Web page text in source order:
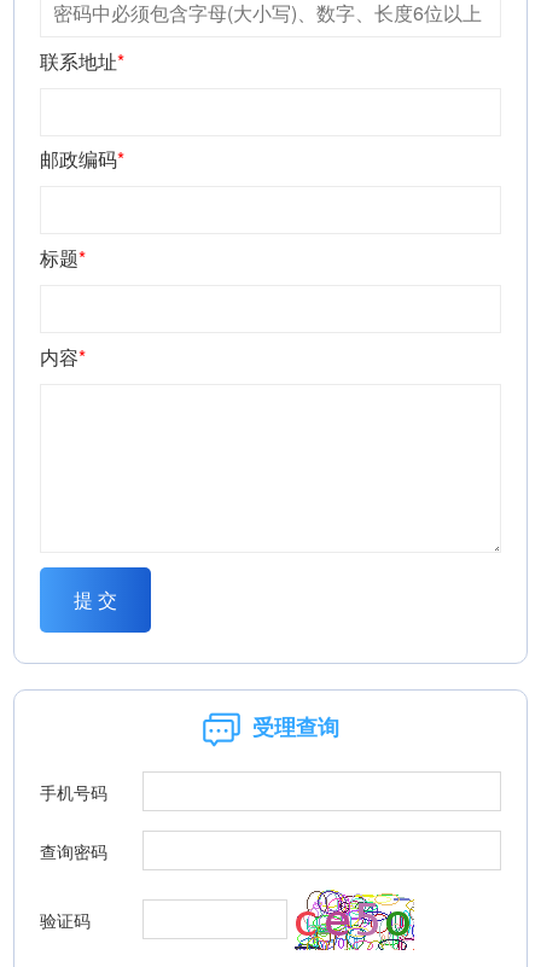
联系地址*
邮政编码*
标题*
内容*
受理查询
手机号码
查询密码
验证码